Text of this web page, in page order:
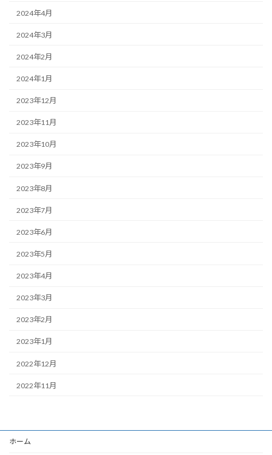
2024年4月
2024年3月
2024年2月
2024年1月
2023年12月
2023年11月
2023年10月
2023年9月
2023年8月
2023年7月
2023年6月
2023年5月
2023年4月
2023年3月
2023年2月
2023年1月
2022年12月
2022年11月
ホーム